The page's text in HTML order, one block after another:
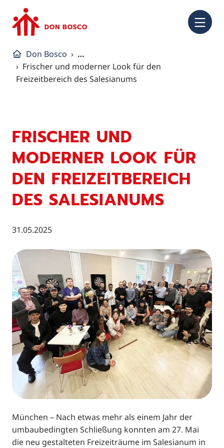
Don Bosco
…
Frischer und moderner Look für den
Freizeitbereich des Salesianums
FRISCHER UND
MODERNER LOOK FÜR
DEN FREIZEITBEREICH
DES SALESIANUMS
31.05.2025
München – Nach etwas mehr als einem Jahr der
umbaubedingten Schließung konnten am 27. Mai
die neu gestalteten Freizeiträume im Salesianum in